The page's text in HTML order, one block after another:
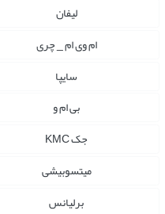
لیفان
ام وی ام _ چری
سایپا
بی ام و
جک KMC
میتسوبیشی
برلیانس